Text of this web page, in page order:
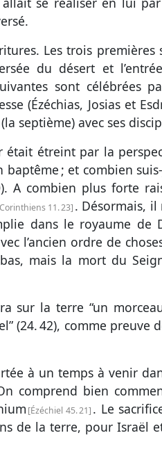
Les trois premières
du désert et
sont célébrées
(Ézéchias, Josias et
septième) avec ses
était étreint par la
baptême ; et combien
). A combien plus forte
11. 23 . Désormais, il
dans le royaume de
l’ancien ordre de
mais la mort du
sur la terre “un
(24. 42), comme preuve
à un temps à venir
comprend bien
Ézéchiel 45. 21 . Le
de la terre, pour Israël